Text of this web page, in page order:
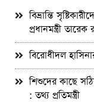
বিভ্রান্তি
প্রধানমন্ত্রী তারেক
বিরোধীদল
শিশুদের কাছে
: তথ্য প্রতিমন্ত্রী